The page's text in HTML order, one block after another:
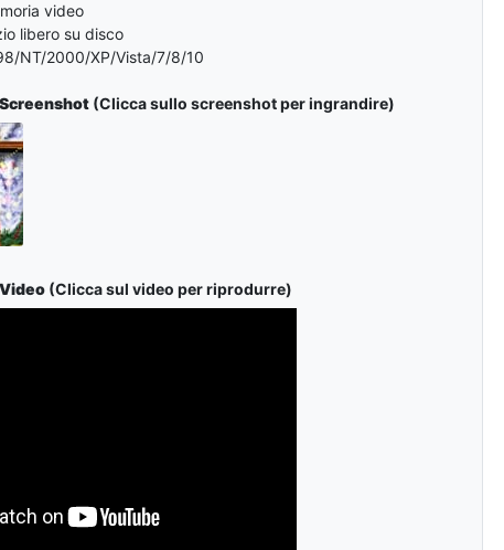
video
libero su disco
NT/2000/XP/Vista/7/8/10
(Clicca sullo screenshot per ingrandire)
(Clicca sul video per riprodurre)